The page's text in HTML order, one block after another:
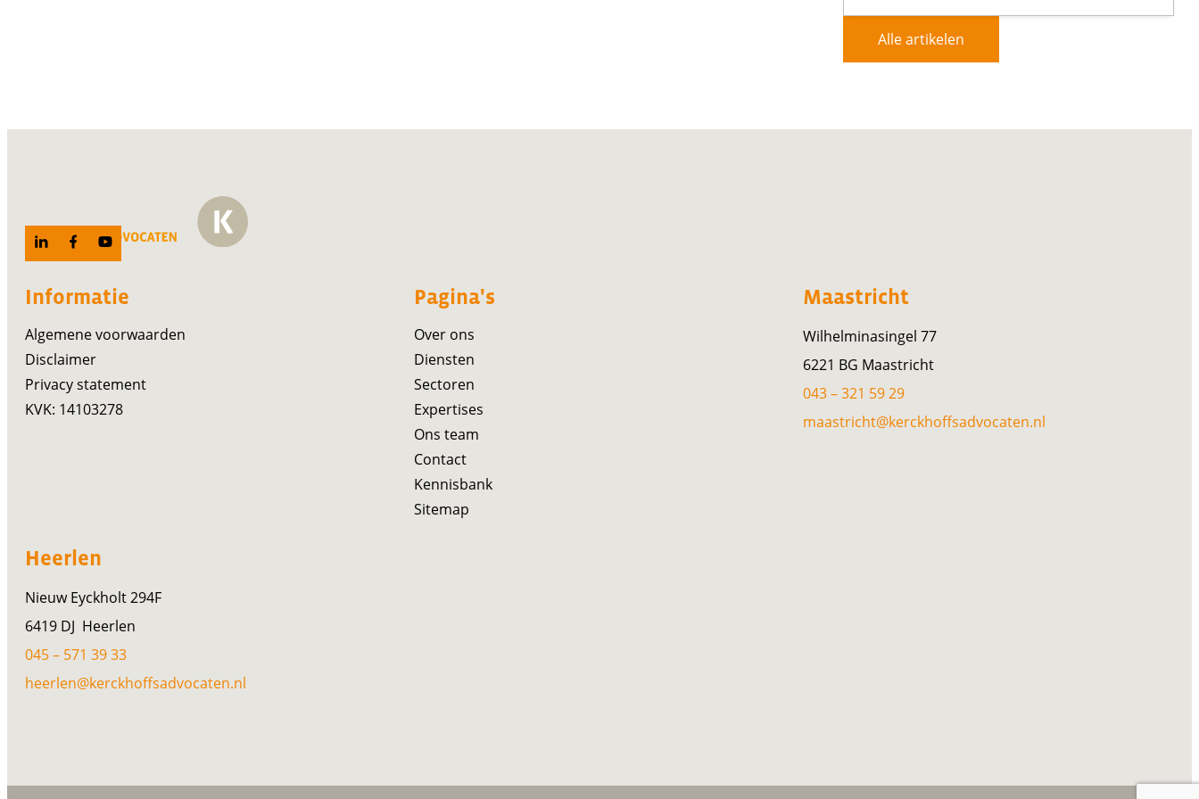
Alle artikelen
Informatie
Algemene voorwaarden
Disclaimer
Privacy statement
KVK: 14103278
Pagina's
Over ons
Diensten
Sectoren
Expertises
Ons team
Contact
Kennisbank
Sitemap
Maastricht
Wilhelminasingel 77
6221 BG Maastricht
043 – 321 59 29
maastricht@kerckhoffsadvocaten.nl
Heerlen
Nieuw Eyckholt 294F
6419 DJ Heerlen
045 – 571 39 33
heerlen@kerckhoffsadvocaten.nl